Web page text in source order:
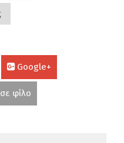
Google+
φίλο